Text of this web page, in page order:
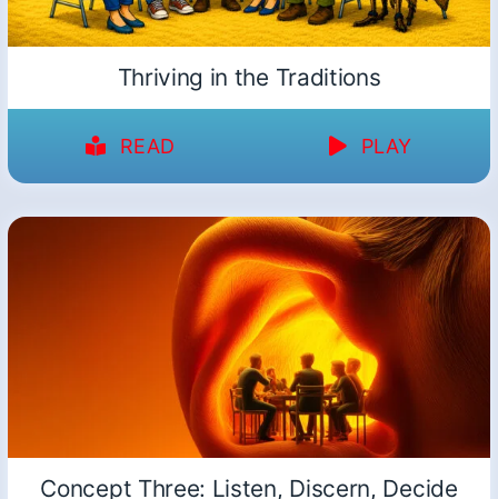
Thriving in the Traditions
READ PLAY
Concept Three: Listen, Discern, Decide